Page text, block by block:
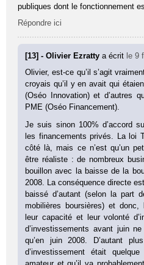
publiques dont le fonctionnement
Répondre ici
[13] - Olivier Ezrattya écrit le 9
Olivier, est-ce qu’il s’agit
croyais qu’il y en avait qui
(Oséo Innovation) et d’autres
PME (Oséo Financement).
Je suis sinon 100% d’accord
les financements privés. La loi
côté là, mais ce n’est qu’un
être réaliste : de nombreux
bouillon avec la baisse de la
2008. La conséquence directe
baissé d’autant (selon la part
mobilières boursières) et
leur capacité et leur volonté
d’investissements avant juin
qu’en juin 2008. D’autant
d’investissement était